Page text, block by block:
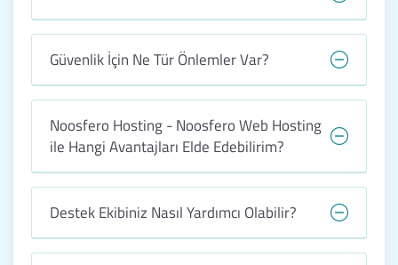
Güvenlik İçin Ne Tür Önlemler Var?
Noosfero Hosting - Noosfero Web Hosting
ile Hangi Avantajları Elde Edebilirim?
Destek Ekibiniz Nasıl Yardımcı Olabilir?